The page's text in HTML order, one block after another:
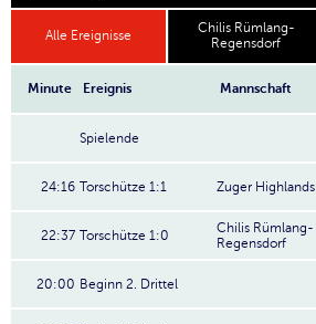
Alle Ereignisse
Chilis Rümlang-
Regensdorf
Minute Ereignis Mannschaft
Spielende
24:16 Torschütze 1:1 Zuger Highlands
22:37 Torschütze 1:0
Chilis Rümlang-
Regensdorf
20:00 Beginn 2. Drittel